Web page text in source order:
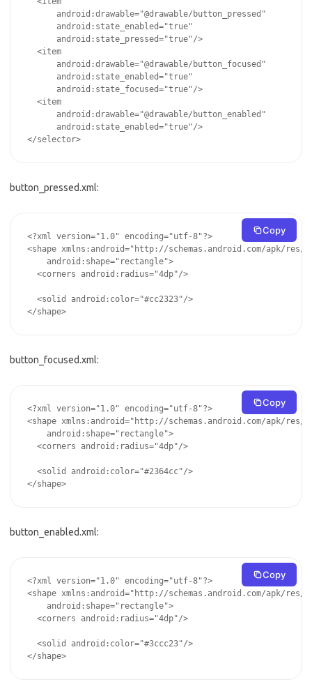
      android:drawable="@drawable/button_pressed"
      android:state_enabled="true"
      android:state_pressed="true"/>
  <item
      android:drawable="@drawable/button_focused"
      android:state_enabled="true"
      android:state_focused="true"/>
  <item
      android:drawable="@drawable/button_enabled"
      android:state_enabled="true"/>
</selector>
button_pressed.xml:
<?xml version="1.0" encoding="utf-8"?>
<shape xmlns:android="http://schemas.android.com/apk/res/
    android:shape="rectangle">
  <corners android:radius="4dp"/>
  <solid android:color="#cc2323"/>
</shape>
Copy
button_focused.xml:
<?xml version="1.0" encoding="utf-8"?>
<shape xmlns:android="http://schemas.android.com/apk/res/
    android:shape="rectangle">
  <corners android:radius="4dp"/>
  <solid android:color="#2364cc"/>
</shape>
Copy
button_enabled.xml:
<?xml version="1.0" encoding="utf-8"?>
<shape xmlns:android="http://schemas.android.com/apk/res/
    android:shape="rectangle">
  <corners android:radius="4dp"/>
  <solid android:color="#3ccc23"/>
</shape>
Copy